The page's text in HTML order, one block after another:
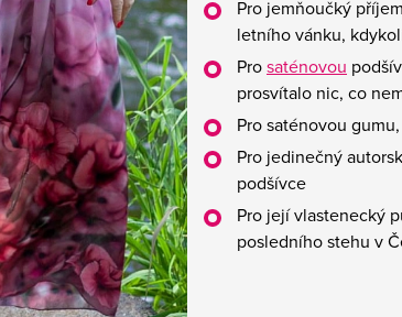
Pro jemňoučký
letního vánku,
Prosaténovou
prosvítalo nic, co
Pro saténovou
Pro jedinečný
podšívce
Pro její vlastenecký
posledního stehu v